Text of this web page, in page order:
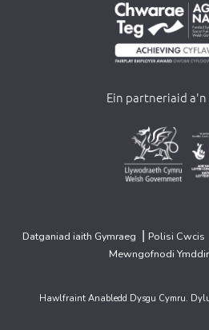
Ein partneriaid
Datganiad iaith Gymraeg Polisi Cwcis
Mewngofnodi
Hawlfraint Anabledd Dysgu Cymru.